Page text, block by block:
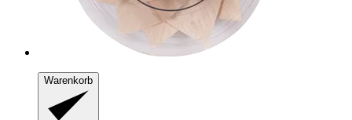
Warenkorb